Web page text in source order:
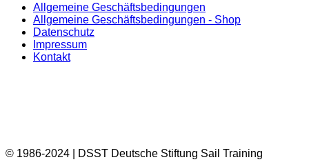
Allgemeine Geschäftsbedingungen
Allgemeine Geschäftsbedingungen - Shop
Datenschutz
Impressum
Kontakt
© 1986-2024 | DSST Deutsche Stiftung Sail Training